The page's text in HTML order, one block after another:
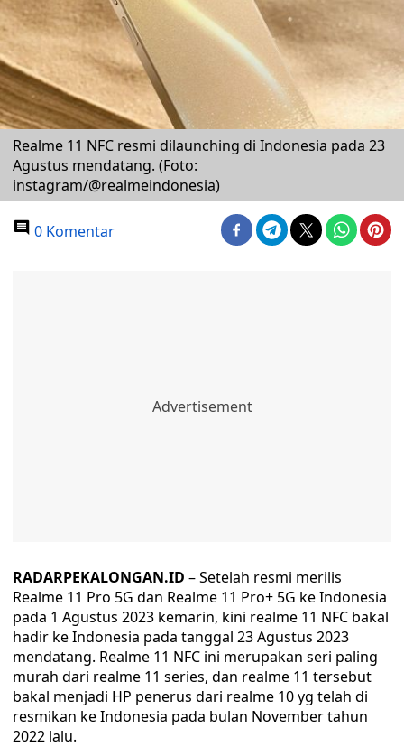
Realme 11 NFC resmi dilaunching di Indonesia pada 23
Agustus mendatang. (Foto:
instagram/@realmeindonesia)
0 Komentar
RADARPEKALONGAN.ID – Setelah resmi merilis
Realme 11 Pro 5G dan Realme 11 Pro+ 5G ke Indonesia
pada 1 Agustus 2023 kemarin, kini realme 11 NFC bakal
hadir ke Indonesia pada tanggal 23 Agustus 2023
mendatang. Realme 11 NFC ini merupakan seri paling
murah dari realme 11 series, dan realme 11 tersebut
bakal menjadi HP penerus dari realme 10 yg telah di
resmikan ke Indonesia pada bulan November tahun
2022 lalu.